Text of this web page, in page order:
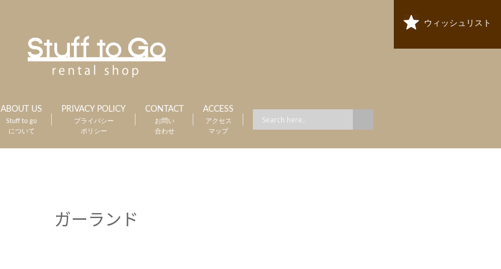
ウィッシュリスト
ABOUT US
Stuff to go
について
PRIVACY POLICY
プライバシー
ポリシー
CONTACT
お問い
合わせ
ACCESS
アクセス
マップ
ガーランド